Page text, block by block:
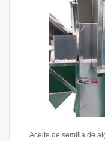
Aceite de semilla de